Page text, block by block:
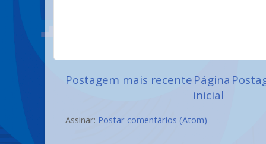
Postagem mais recentePágina
inicial
Assinar: Postar comentários (Atom)